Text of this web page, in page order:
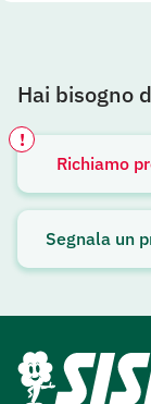
Hai bisogno
Richiamo
!
Avviso attivo
Segnala un